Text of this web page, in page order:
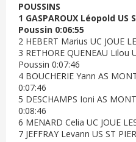
POUSSINS
1 GASPAROUX Léopold US
Poussin 0:06:55
2 HEBERT Marius UC JOUE
3 RETHORE QUENEAU Lilou
Poussin 0:07:46
4 BOUCHERIE Yann AS
0:07:46
5 DESCHAMPS Ioni AS
0:08:46
6 MENARD Celia UC JOUE
7 JEFFRAY Levann US ST